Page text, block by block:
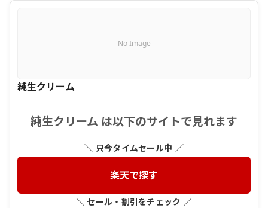
No Image
純生クリーム
純生クリーム は以下のサイトで見れます
＼ 只今タイムセール中 ／
楽天で探す
＼ セール・割引をチェック ／